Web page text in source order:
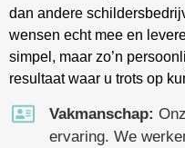
dan andere
wensen echt mee en
simpel, maar zo’n
resultaat waar u trots op
Vakmanschap:
ervaring. We